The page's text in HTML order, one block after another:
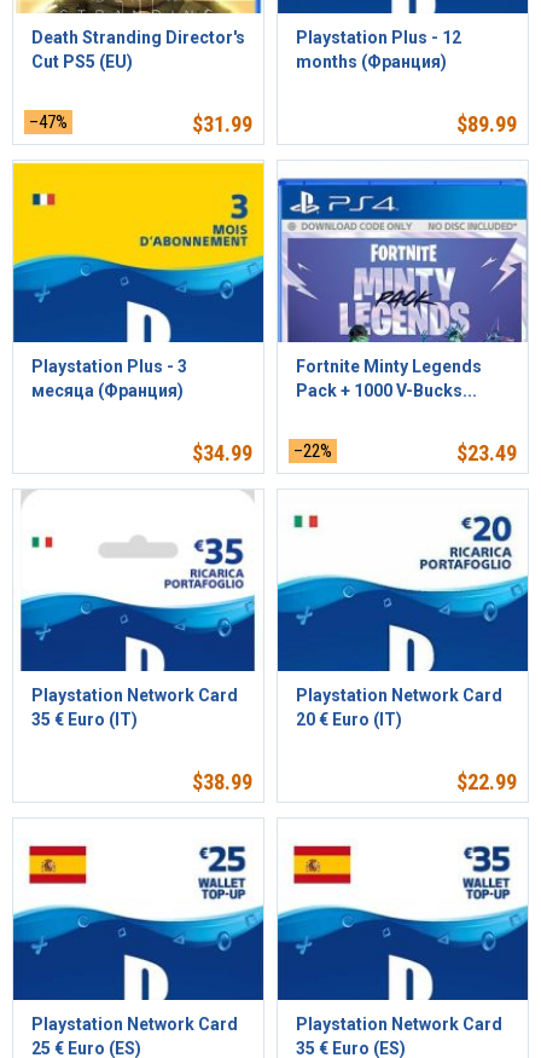
Death Stranding Director's
Cut PS5 (EU)
–47% $31.99
Playstation Plus - 12
months (Франция)
$89.99
Playstation Plus - 3
месяца (Франция)
$34.99
Fortnite Minty Legends
Pack + 1000 V-Bucks...
–22% $23.49
Playstation Network Card
35 € Euro (IT)
$38.99
Playstation Network Card
20 € Euro (IT)
$22.99
Playstation Network Card
25 € Euro (ES)
Playstation Network Card
35 € Euro (ES)